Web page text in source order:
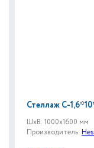
Стеллаж С-
ШxВ: 1000x1600 мм
Производитель: